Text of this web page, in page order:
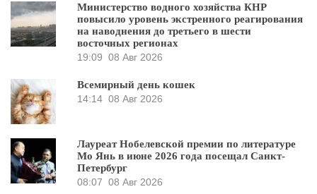
Министерство водного хозяйства КНР
повысило уровень экстренного реагирования
на наводнения до третьего в шести
восточных регионах
19:09 08 Авг 2026
Всемирный день кошек
14:14 08 Авг 2026
Лауреат Нобелевской премии по литературе
Мо Янь в июне 2026 года посещал Санкт-
Петербург
08:07 08 Авг 2026